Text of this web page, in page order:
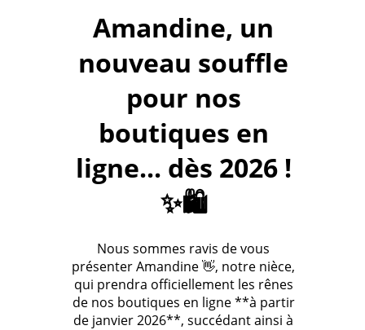
Amandine, un
nouveau souffle
pour nos
boutiques en
ligne... dès 2026 !
✨🛍️
Nous sommes ravis de vous
présenter Amandine 👋, notre nièce,
qui prendra officiellement les rênes
de nos boutiques en ligne **à partir
de janvier 2026**, succédant ainsi à